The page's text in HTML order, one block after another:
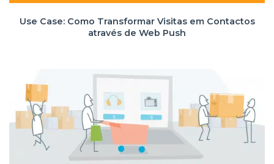
Use Case: Como Transformar Visitas em Contactos
através de Web Push